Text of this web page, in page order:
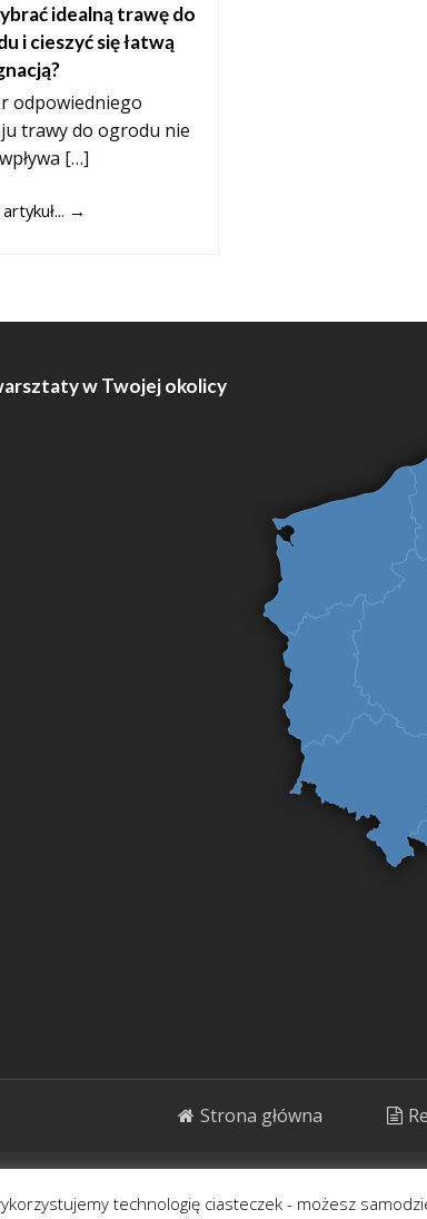
idealną trawę do
i cieszyć się łatwą
odpowiedniego
trawy do ogrodu nie
[…]
artykuł... →
w Twojej okolicy
Strona główna
Strona ma charakter publicystyczny.
technologię ciasteczek - możesz